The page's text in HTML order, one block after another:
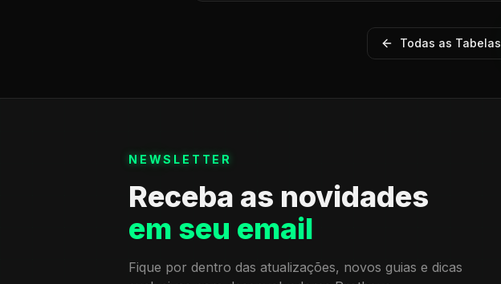
Todas as Tabelas
NEWSLETTER
Receba as novidades
em seu email
Fique por dentro das atualizações, novos guias e dicas